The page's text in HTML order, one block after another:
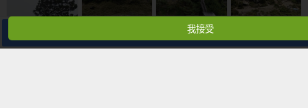
分享
我接受